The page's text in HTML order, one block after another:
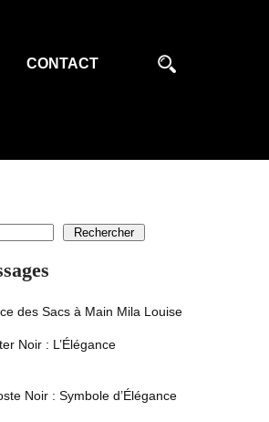
CONTACT
Rechercher
des Sacs à Main Mila Louise
Noir : L’Élégance
Noir : Symbole d’Élégance